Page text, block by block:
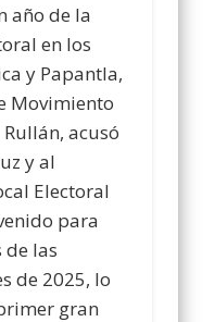
año de la
en los
y Papantla,
Movimiento
acusó
y al
Electoral
para
las
de 2025, lo
gran